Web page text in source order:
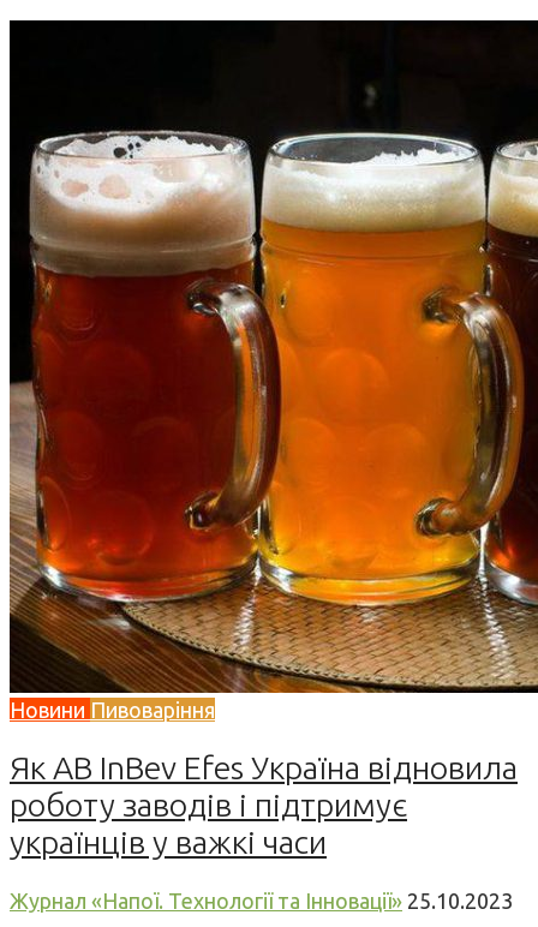
Новини Пивоваріння
Як AB InBev Efes Україна відновила
роботу заводів і підтримує
українців у важкі часи
Журнал «Напої. Технології та Інновації» 25.10.2023